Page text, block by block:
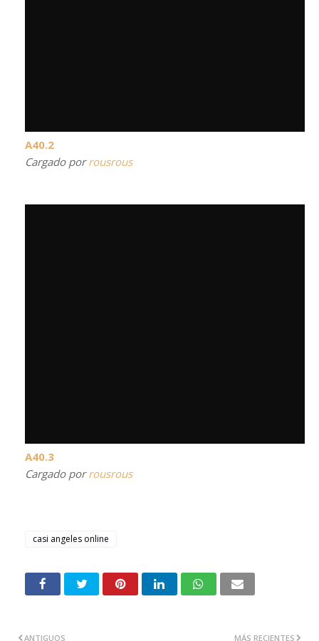
A40.2
Cargado porrousrous
A40.3
Cargado porrousrous
casi angeles online
MÁS RECIENTES
ANTIGUOS